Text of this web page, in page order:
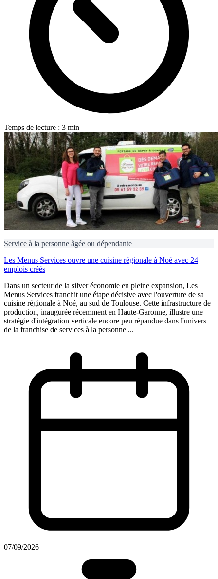
Temps de lecture : 3 min
Service à la personne âgée ou dépendante
Les Menus Services ouvre une cuisine régionale à Noé avec 24
emplois créés
Dans un secteur de la silver économie en pleine expansion, Les
Menus Services franchit une étape décisive avec l'ouverture de sa
cuisine régionale à Noé, au sud de Toulouse. Cette infrastructure de
production, inaugurée récemment en Haute-Garonne, illustre une
stratégie d'intégration verticale encore peu répandue dans l'univers
de la franchise de services à la personne....
07/09/2026